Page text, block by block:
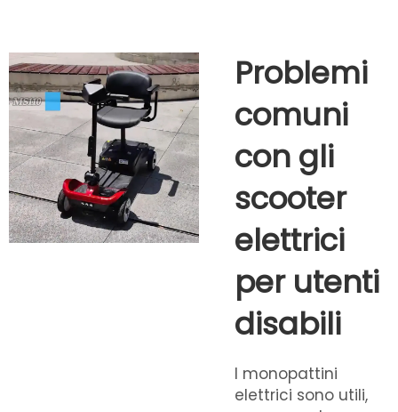
Problemi
comuni
con gli
scooter
elettrici
per utenti
disabili
I monopattini
elettrici sono utili,